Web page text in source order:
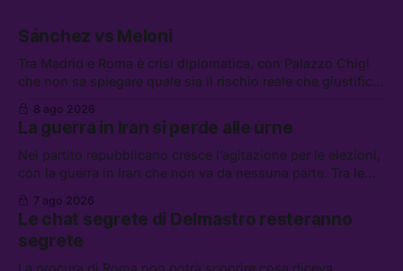
Sánchez vs Meloni
Tra Madrid e Roma è crisi diplomatica, con Palazzo Chigi
che non sa spiegare quale sia il rischio reale che giustifica
la sospensione di Schengen. Tra le altre notizie: l’accordo
di difesa tra Arabia Saudita, Pakistan e Turchia, la crisi del
carburante irregolare, e un altro caso di IA ribelle
8 ago 2026
La guerra in Iran si perde alle urne
Nel partito repubblicano cresce l’agitazione per le elezioni,
con la guerra in Iran che non va da nessuna parte. Tra le
altre notizie: due alti dirigenti del Mossad hanno perso il
lavoro, Schlein prova a mettere in sicurezza la coalizione, e
che cos’è lo “Spiralismo,” la religione degli agenti IA
7 ago 2026
Le chat segrete di Delmastro resteranno
segrete